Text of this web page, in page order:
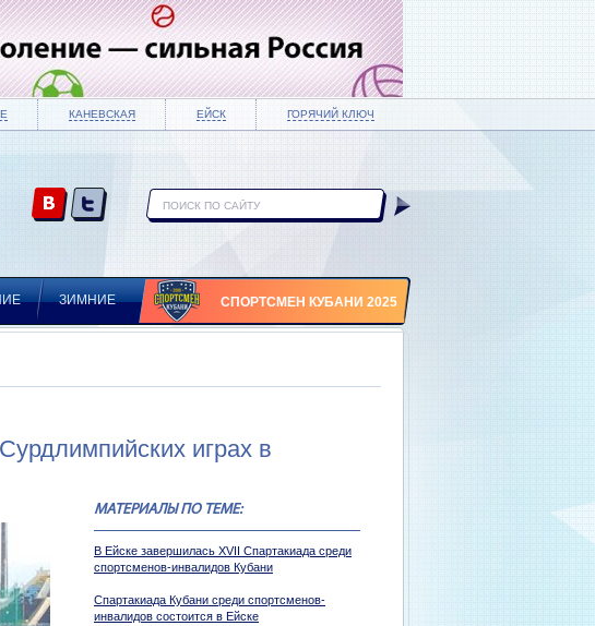
КАНЕВСКАЯ ЕЙСК ГОРЯЧИЙ КЛЮЧ
ЗИМНИЕ СПОРТСМЕН КУБАНИ 2025
играх в
МАТЕРИАЛЫ ПО ТЕМЕ:
В Ейске завершилась XVII Спартакиада среди
спортсменов-инвалидов Кубани
Спартакиада Кубани среди спортсменов-
инвалидов состоится в Ейске